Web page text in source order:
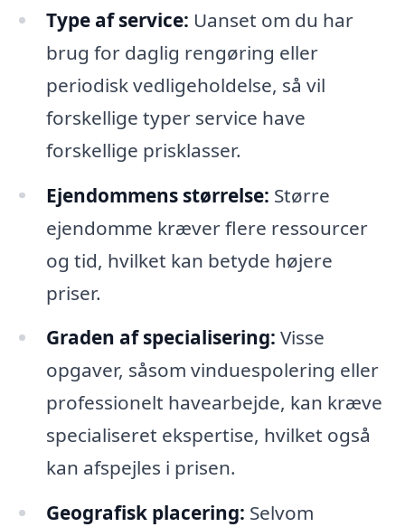
Type af service: Uanset om du har
brug for daglig rengøring eller
periodisk vedligeholdelse, så vil
forskellige typer service have
forskellige prisklasser.
Ejendommens størrelse: Større
ejendomme kræver flere ressourcer
og tid, hvilket kan betyde højere
priser.
Graden af specialisering: Visse
opgaver, såsom vinduespolering eller
professionelt havearbejde, kan kræve
specialiseret ekspertise, hvilket også
kan afspejles i prisen.
Geografisk placering: Selvom